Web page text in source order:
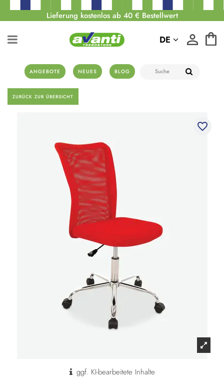
Lieferung kostenlos ab 40 € Bestellwert
ANGEBOTE NEUES BLOG
DE
ZURÜCK ZUR ÜBERSICHT
favorite_border
ggf. KI-bearbeitete Inhalte